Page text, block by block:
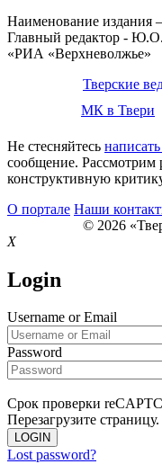
Наименование издания
Главный редактор -
«РИА «Верхневолжье»
Тверские
МК в Твери
Не стесняйтесь
сообщение. Рассмотрим
конструктивную
О портале Наши
© 2026
X
Login
Username or Email
Password
Срок проверки
Перезагрузите страницу.
LOGIN
Lost password?